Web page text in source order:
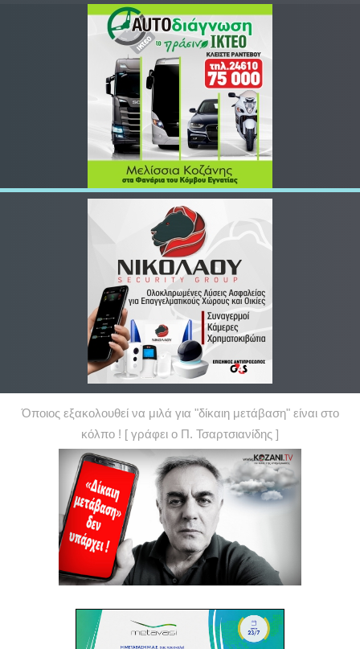
Όποιος εξακολουθεί να μιλά για "δίκαιη μετάβαση" είναι στο
κόλπο ! [ γράφει ο Π. Τσαρτσιανίδης ]